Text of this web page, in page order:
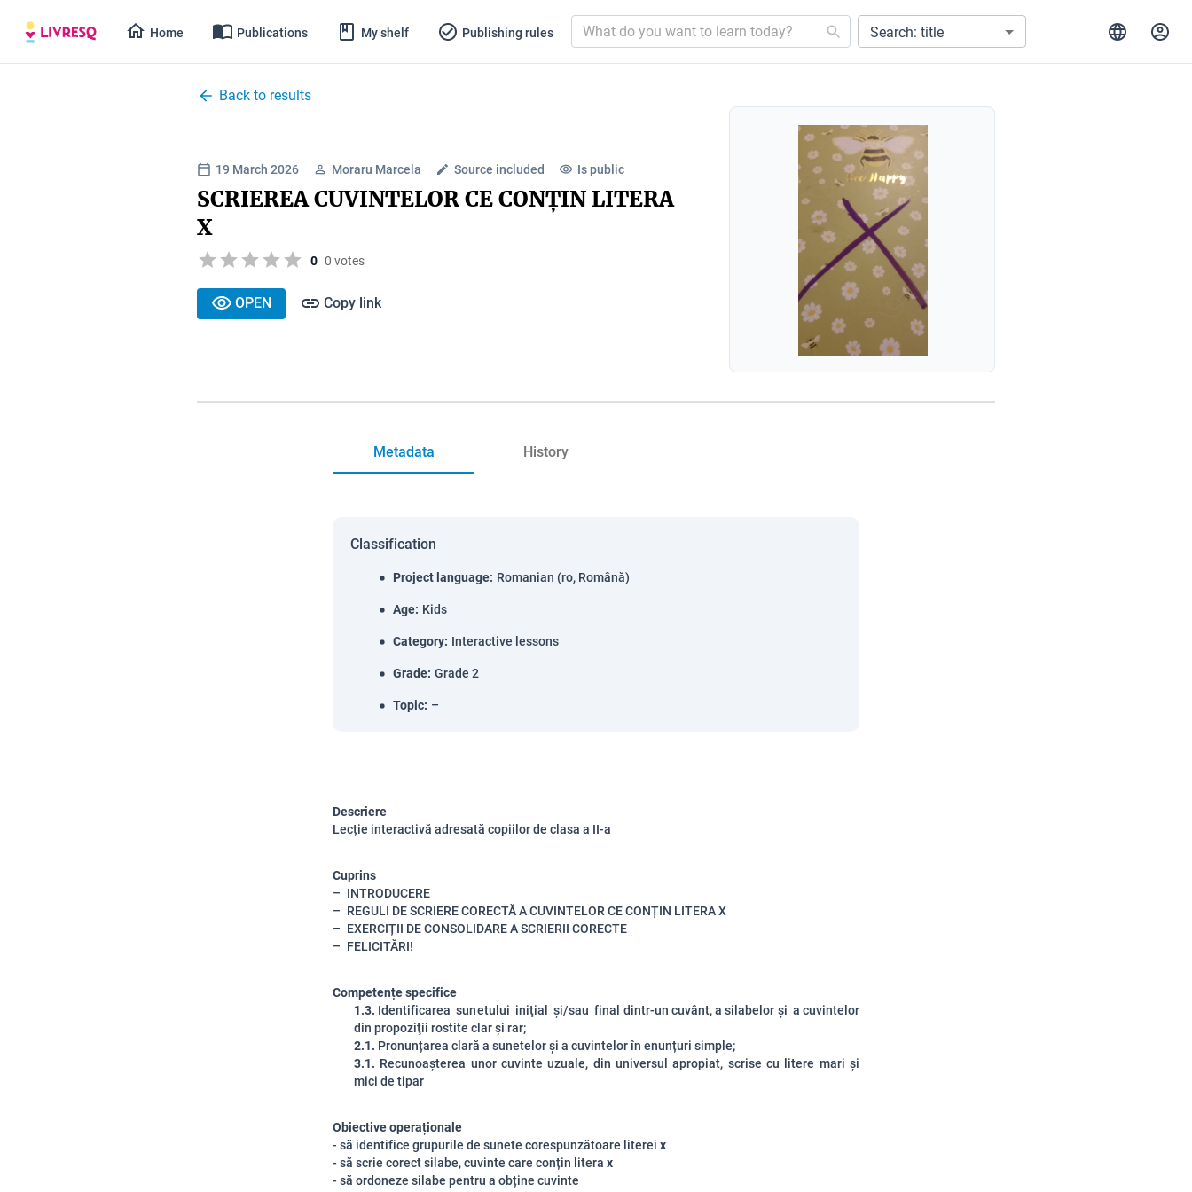
Home Publications My shelf Publishing rules Search: title
Back to results
19 March 2026 Moraru Marcela Source included Is public
SCRIEREA CUVINTELOR CE CONȚIN LITERA
X
0 0 votes
OPEN Copy link
Metadata History
Classification
Project language: Romanian (ro, Română)
Age: Kids
Category: Interactive lessons
Grade: Grade 2
Topic: –
Descriere
Lecție interactivă adresată copiilor de clasa a II-a
Cuprins
INTRODUCERE
REGULI DE SCRIERE CORECTĂ A CUVINTELOR CE CONȚIN LITERA X
EXERCIȚII DE CONSOLIDARE A SCRIERII CORECTE
FELICITĂRI!
Competențe specifice
1.3. Identificarea sunetu lui iniţial şi/saufinal dintr-un cuvânt, a si labelor şi a cuvintelor
din propoziţiirostite clar şirar;
2.1. Pronunțarea clară a sunetelor și a cuvintelor în enunțuri simple;
3.1. Recunoașterea unor cuvinte uzuale, din universul apropiat, scrise cu litere mari și
mici de tipar
Obiective operaționale
- să identifice grupurile de sunete corespunzătoare literei x
- să scrie corect silabe, cuvinte care conțin litera x
- să ordoneze silabe pentru a obține cuvinte